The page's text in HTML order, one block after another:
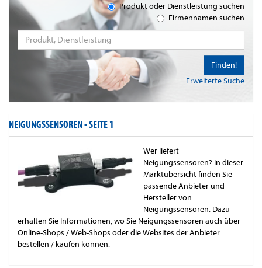
Produkt oder Dienstleistung suchen
Firmennamen suchen
Erweiterte Suche
Finden!
NEIGUNGSSENSOREN -SEITE 1
Wer liefert
Neigungssensoren? In dieser
Marktübersicht finden Sie
passende Anbieter und
Hersteller von
Neigungssensoren. Dazu
erhalten Sie Informationen, wo Sie Neigungssensoren auch über
Online-Shops / Web-Shops oder die Websites der Anbieter
bestellen / kaufen können.